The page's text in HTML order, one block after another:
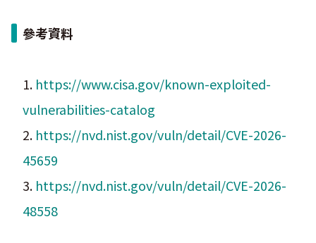
參考資料
1. https://www.cisa.gov/known-exploited-
vulnerabilities-catalog
2. https://nvd.nist.gov/vuln/detail/CVE-2026-
45659
3. https://nvd.nist.gov/vuln/detail/CVE-2026-
48558